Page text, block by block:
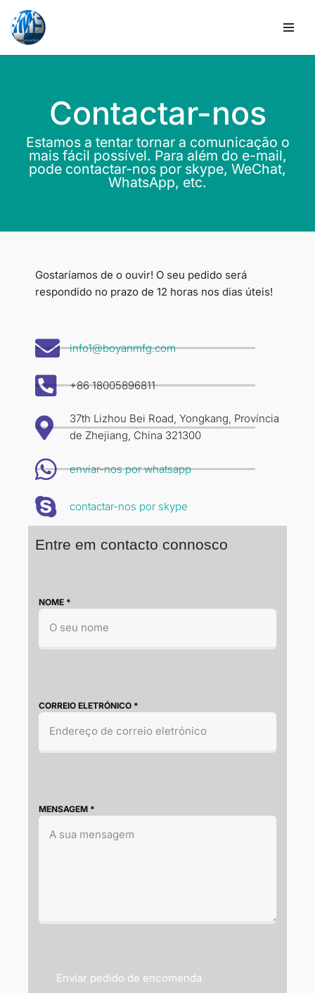
Saltar
para
Contactar-nos
Estamos a tentar tornar a comunicação o
mais fácil possível. Para além do e-mail,
pode contactar-nos por skype, WeChat,
WhatsApp, etc.
Gostaríamos de o ouvir! O seu pedido será
respondido no prazo de 12 horas nos dias úteis!
info1@boyanmfg.com
+86 18005896811
37th Lizhou Bei Road, Yongkang, Província
de Zhejiang, China 321300
enviar-nos por whatsapp
contactar-nos por skype
Entre em contacto connosco
NOME *
CORREIO ELETRÓNICO *
MENSAGEM *
Enviar pedido de encomenda